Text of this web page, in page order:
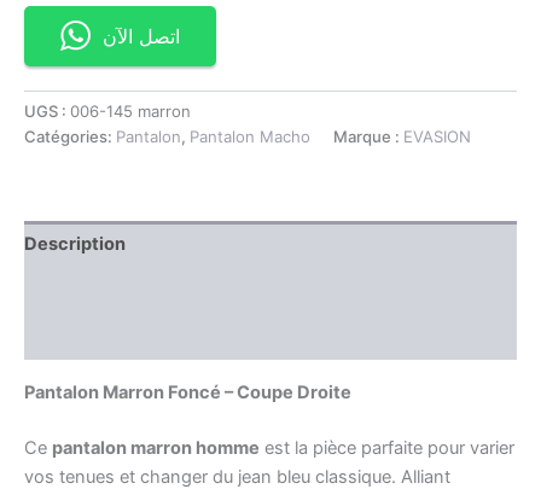
اتصل الآن
UGS : 006-145 marron
Catégories: Pantalon, Pantalon Macho Marque : EVASION
Description
Pantalon Marron Foncé – Coupe Droite
Ce pantalon marron homme est la pièce parfaite pour varier
vos tenues et changer du jean bleu classique. Alliant